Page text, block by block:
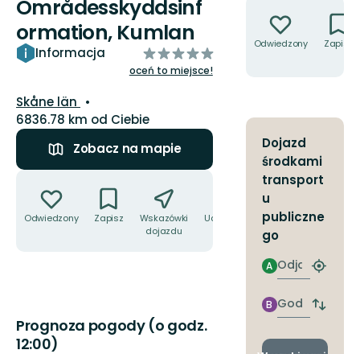
Områdesskyddsinf
ormation, Kumlan
Informacja
z
5
oceń to miejsce!
Województwo:
Skåne län
6836.78 km od Ciebie
Zobacz na mapie
Odwiedzony Zapisz
Wskazówki
dojazdu
Udostępnij
Prognoza pogody (o godz.
12:00)
Odwiedzony Zapisz
Dojazd
środkami
transport
u
publiczne
go
Odjazd
A
Znajdź
Godzinie
przyjazdu
B
Zmiana